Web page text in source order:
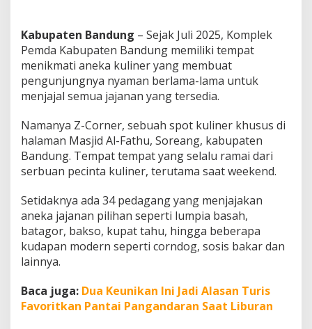
l
J
a
j
a
n
u
l
n
e
d
i
Z
-
C
n
e
r
Kabupaten Bandung – Sejak Juli 2025, Komplek
Pemda Kabupaten Bandung memiliki tempat
menikmati aneka kuliner yang membuat
pengunjungnya nyaman berlama-lama untuk
menjajal semua jajanan yang tersedia.
Namanya Z-Corner, sebuah spot kuliner khusus di
halaman Masjid Al-Fathu, Soreang, kabupaten
Bandung. Tempat tempat yang selalu ramai dari
serbuan pecinta kuliner, terutama saat weekend.
Setidaknya ada 34 pedagang yang menjajakan
aneka jajanan pilihan seperti lumpia basah,
batagor, bakso, kupat tahu, hingga beberapa
kudapan modern seperti corndog, sosis bakar dan
lainnya.
Baca juga: Dua Keunikan Ini Jadi Alasan Turis
Favoritkan Pantai Pangandaran Saat Liburan